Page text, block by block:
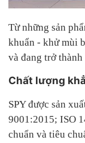
Từ những sản
khuẩn - khử mùi
và đang trở
Chất lượng
SPY được sản
9001:2015; ISO
chuẩn và tiêu